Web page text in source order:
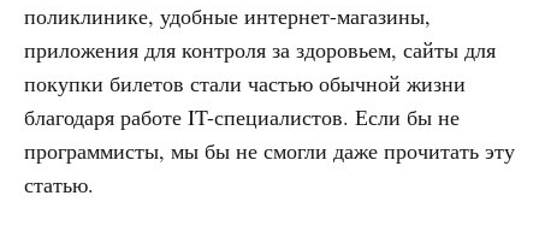
поликлинике, удобные интернет-магазины,
приложения для контроля за здоровьем, сайты для
покупки билетов стали частью обычной жизни
благодаря работе IT-специалистов. Если бы не
программисты, мы бы не смогли даже прочитать эту
статью.